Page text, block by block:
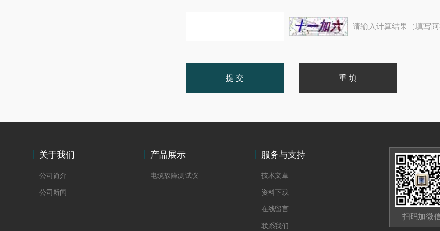
请输入计算结果（填写
关于我们
公司简介
公司新闻
产品展示
电缆故障测试仪
服务与支持
技术文章
资料下载
在线留言
联系我们
扫码加微